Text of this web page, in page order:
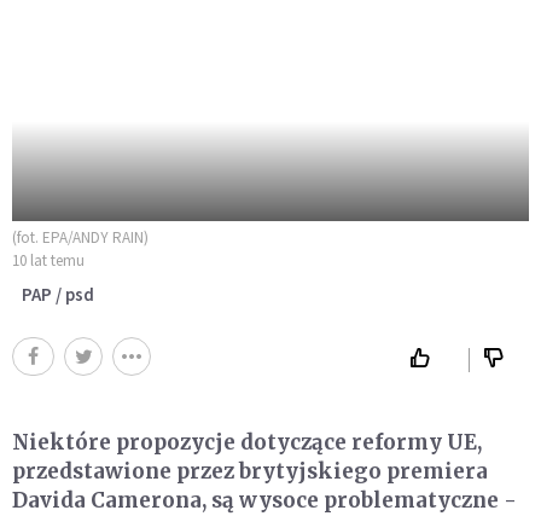
(fot. EPA/ANDY RAIN)
10 lat temu
PAP / psd
Niektóre propozycje dotyczące reformy UE,
przedstawione przez brytyjskiego premiera
Davida Camerona, są wysoce problematyczne -